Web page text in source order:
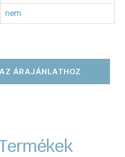
nem
ÁRAJÁNLATHOZ